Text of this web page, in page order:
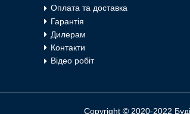
Оплата та доставка
Гарантія
Дилерам
Контакти
Відео робіт
Copyright © 2020-2022